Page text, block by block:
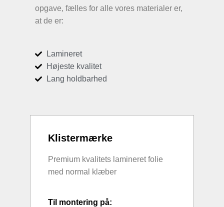
opgave, fælles for alle vores materialer er,
at de er:
Lamineret
Højeste kvalitet
Lang holdbarhed
Klistermærke
Premium kvalitets lamineret folie
med normal klæber
Til montering på: